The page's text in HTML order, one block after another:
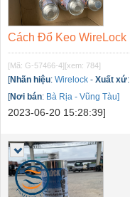
Cách Đổ Keo WireLock
[Mã: G-57466-4] [xem: 784]
[Nhãn hiệu: Wirelock - Xuất xứ:
[Nơi bán: Bà Rịa - Vũng Tàu]
2023-06-20 15:28:39]